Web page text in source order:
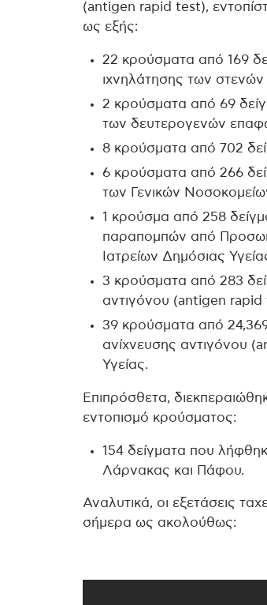
(antigen rapid test),
ως εξής:
22 κρούσματα από 169
ιχνηλάτησης των
2 κρούσματα από 69
των δευτερογενών
8 κρούσματα από 702
6 κρούσματα από 266
των Γενικών
1 κρούσμα από 258
παραπομπών από
Ιατρείων Δημόσιας
3 κρούσματα από 283
αντιγόνου (antigen rapid
39 κρούσματα από
ανίχνευσης αντιγόνου
Υγείας.
Επιπρόσθετα,
εντοπισμό κρούσματος:
154 δείγματα που
Λάρνακας και Πάφου.
Αναλυτικά, οι εξετάσεις
σήμερα ως ακολούθως: